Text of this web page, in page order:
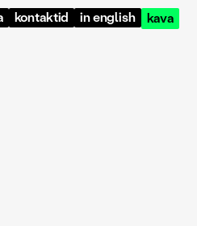
kontaktid in english kava